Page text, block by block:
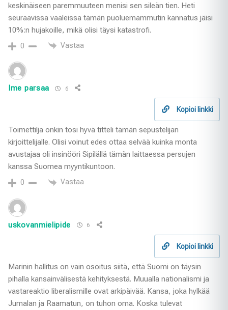
keskinäiseen paremmuuteen menisi sen sileän tien. Heti
seuraavissa vaaleissa tämän puoluemammutin kannatus jäisi
10%:n hujakoille, mikä olisi täysi katastrofi.
0 Vastaa
Ime parsaa 6
Kopioi linkki
Toimettilja onkin tosi hyvä titteli tämän sepustelijan
kirjoittelijalle. Olisi voinut edes ottaa selvää kuinka monta
avustajaa oli insinööri Sipilällä tämän laittaessa persujen
kanssa Suomea myyntikuntoon.
0 Vastaa
uskovanmielipide 6
Kopioi linkki
Marinin hallitus on vain osoitus siitä, että Suomi on täysin
pihalla kansainvälisestä kehityksestä. Muualla nationalismi ja
vastareaktio liberalismille ovat arkipäivää. Kansa, joka hylkää
Jumalan ja Raamatun, on tuhon oma. Koska tulevat